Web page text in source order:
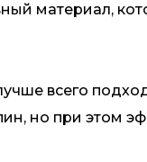
материал,
всего
но при этом